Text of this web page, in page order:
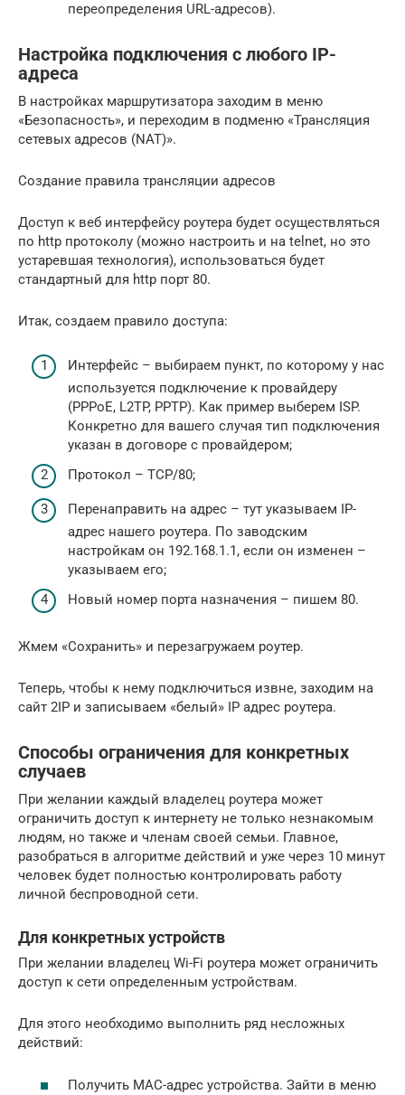
переопределения URL-адресов).
Настройка подключения с любого IP-
адреса
В настройках маршрутизатора заходим в меню
«Безопасность», и переходим в подменю «Трансляция
сетевых адресов (NAT)».
Создание правила трансляции адресов
Доступ к веб интерфейсу роутера будет осуществляться
по http протоколу (можно настроить и на telnet, но это
устаревшая технология), использоваться будет
стандартный для http порт 80.
Итак, создаем правило доступа:
Интерфейс – выбираем пункт, по которому у нас
используется подключение к провайдеру
(PPPoE, L2TP, PPTP). Как пример выберем ISP.
Конкретно для вашего случая тип подключения
указан в договоре с провайдером;
Протокол – TCP/80;
Перенаправить на адрес – тут указываем IP-
адрес нашего роутера. По заводским
настройкам он 192.168.1.1, если он изменен –
указываем его;
Новый номер порта назначения – пишем 80.
Жмем «Сохранить» и перезагружаем роутер.
Теперь, чтобы к нему подключиться извне, заходим на
сайт 2IP и записываем «белый» IP адрес роутера.
Способы ограничения для конкретных
случаев
При желании каждый владелец роутера может
ограничить доступ к интернету не только незнакомым
людям, но также и членам своей семьи. Главное,
разобраться в алгоритме действий и уже через 10 минут
человек будет полностью контролировать работу
личной беспроводной сети.
Для конкретных устройств
При желании владелец Wi-Fi роутера может ограничить
доступ к сети определенным устройствам.
Для этого необходимо выполнить ряд несложных
действий:
Получить MAC-адрес устройства. Зайти в меню